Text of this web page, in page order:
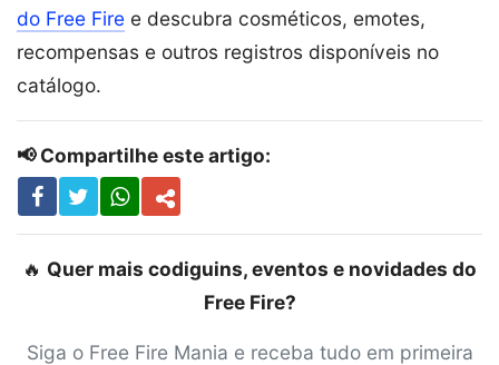
do Free Fire e descubra cosméticos, emotes,
recompensas e outros registros disponíveis no
catálogo.
📢 Compartilhe este artigo:
🔥 Quer mais codiguins, eventos e novidades do
Free Fire?
Siga o Free Fire Mania e receba tudo em primeira